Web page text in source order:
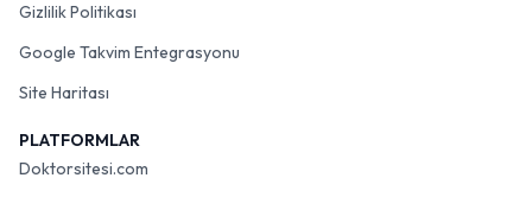
Gizlilik Politikası
Google Takvim Entegrasyonu
Site Haritası
PLATFORMLAR
Doktorsitesi.com